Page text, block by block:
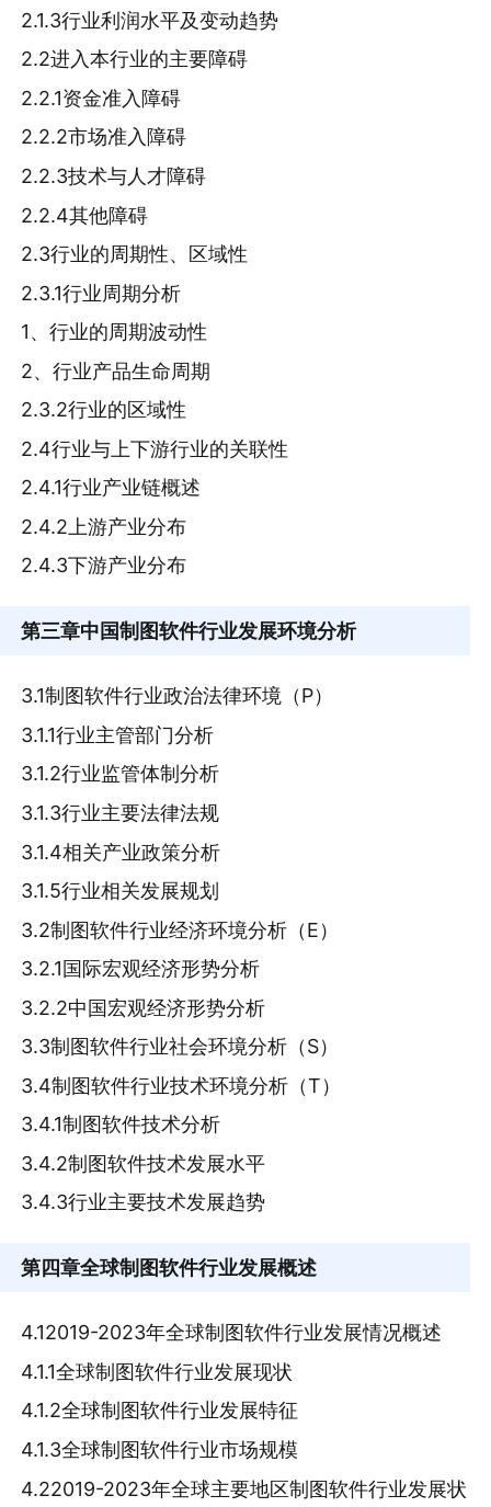
2.1.3行业利润水平及变动趋势
2.2进入本行业的主要障碍
2.2.1资金准入障碍
2.2.2市场准入障碍
2.2.3技术与人才障碍
2.2.4其他障碍
2.3行业的周期性、区域性
2.3.1行业周期分析
1、行业的周期波动性
2、行业产品生命周期
2.3.2行业的区域性
2.4行业与上下游行业的关联性
2.4.1行业产业链概述
2.4.2上游产业分布
2.4.3下游产业分布
第三章中国制图软件行业发展环境分析
3.1制图软件行业政治法律环境（P）
3.1.1行业主管部门分析
3.1.2行业监管体制分析
3.1.3行业主要法律法规
3.1.4相关产业政策分析
3.1.5行业相关发展规划
3.2制图软件行业经济环境分析（E）
3.2.1国际宏观经济形势分析
3.2.2中国宏观经济形势分析
3.3制图软件行业社会环境分析（S）
3.4制图软件行业技术环境分析（T）
3.4.1制图软件技术分析
3.4.2制图软件技术发展水平
3.4.3行业主要技术发展趋势
第四章全球制图软件行业发展概述
4.12019-2023年全球制图软件行业发展情况概述
4.1.1全球制图软件行业发展现状
4.1.2全球制图软件行业发展特征
4.1.3全球制图软件行业市场规模
4.22019-2023年全球主要地区制图软件行业发展状